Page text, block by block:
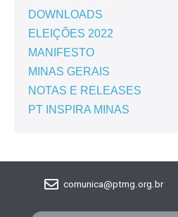
DOWNLOADS
ELEIÇÕES 2022
MANIFESTO
MINAS GERAIS
NOTAS E RELEASES
PT INSPIRA MINAS
comunica@ptmg.org.br